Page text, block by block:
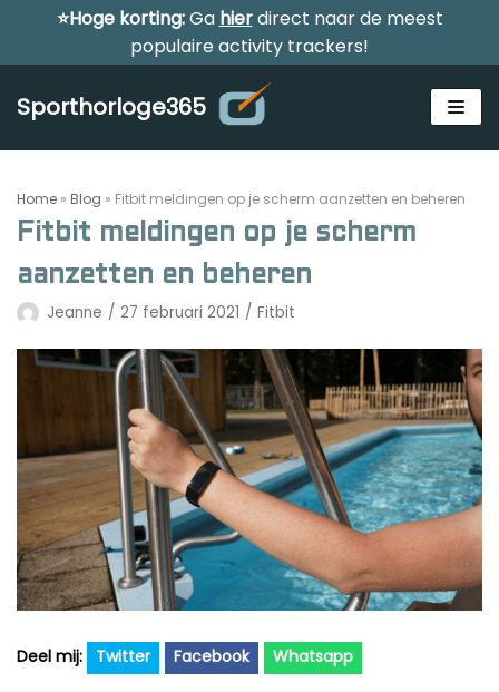
Meteen
inhoud
⭐Hoge korting:Ga hierdirect naar de meest
populaire activity trackers!
Sporthorloge365
Alle sporthorloges
Activity tracker
Smartwatches
Horloge voor kinderen
Gezondheidshorloge
Golfhorloge
Accessoires
Vergelijk
Amazfit
Apple
Fitbit
Garmin
Huawei
Nieuws
Persbericht
Training
Home » Blog » Fitbit meldingen op je scherm aanzetten en beheren
Fitbit meldingen op je scherm
aanzetten en beheren
Jeanne 27 februari 2021 Fitbit
Twitter Facebook Whatsapp